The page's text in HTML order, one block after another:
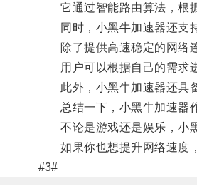
它通过智能路由算法，根据
同时，小黑牛加速器还支持
除了提供高速稳定的网络连
用户可以根据自己的需求进
此外，小黑牛加速器还具备
总结一下，小黑牛加速器作
不论是游戏还是娱乐，小黑
如果你也想提升网络速度，
#3#